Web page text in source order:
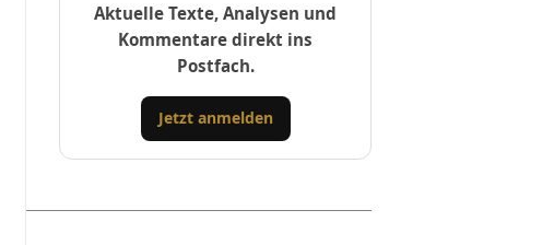
Aktuelle Texte, Analysen und
Kommentare direkt ins
Postfach.
Jetzt anmelden